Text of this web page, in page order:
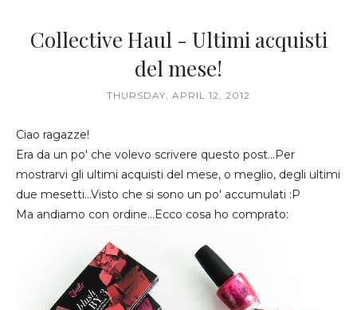
Collective Haul - Ultimi acquisti
del mese!
THURSDAY, APRIL 12, 2012
Ciao ragazze!
Era da un po' che volevo scrivere questo post...Per
mostrarvi gli ultimi acquisti del mese, o meglio, degli ultimi
due mesetti...Visto che si sono un po' accumulati :P
Ma andiamo con ordine...Ecco cosa ho comprato: